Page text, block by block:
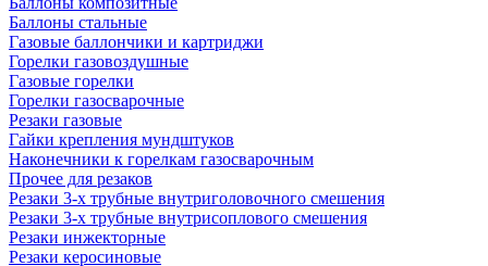
Баллоны стальные
Газовые баллончики и картриджи
Горелки газовоздушные
Газовые горелки
Горелки газосварочные
Резаки газовые
Гайки крепления мундштуков
Наконечники к горелкам газосварочным
Прочее для резаков
Резаки 3-х трубные внутриголовочного смешения
Резаки 3-х трубные внутрисоплового смешения
Резаки инжекторные
Резаки керосиновые